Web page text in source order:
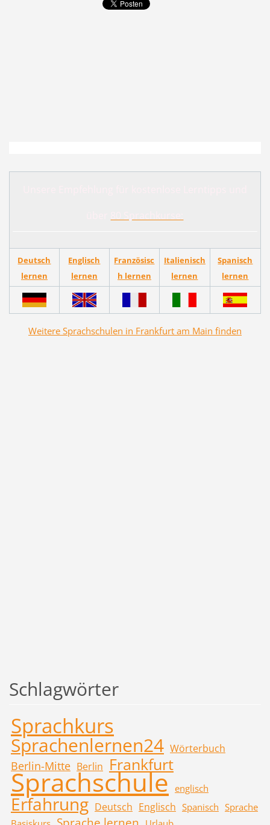
Deutsch
lernen
Englisch
lernen
Französisc
h lernen
Italienisch
lernen
Spanisch
lernen
Weitere Sprachschulen in Frankfurt am Main finden
Schlagwörter
Sprachkurs
Sprachenlernen24 Wörterbuch
Berlin-Mitte Berlin Frankfurt
Sprachschule englisch
Erfahrung Deutsch Englisch Spanisch Sprache